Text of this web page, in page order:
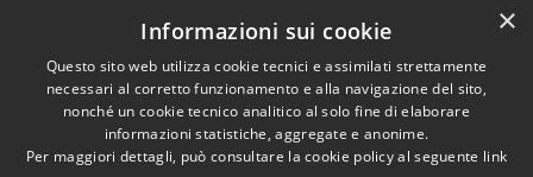
Dichiarazione di accessibilità
Accessibilità
Copyright © 2026 • Comune di
Marsciano • Powered by
×
Informazioni sui cookie
Questo sito web utilizza cookie tecnici e assimilati strettamente
necessari al corretto funzionamento e alla navigazione del sito,
nonché un cookie tecnico analitico al solo fine di elaborare
informazioni statistiche, aggregate e anonime.
Per maggiori dettagli, può consultare la cookie policy al seguente link